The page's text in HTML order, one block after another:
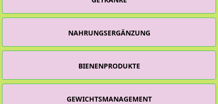
NAHRUNGSERGÄNZUNG
BIENENPRODUKTE
GEWICHTSMANAGEMENT